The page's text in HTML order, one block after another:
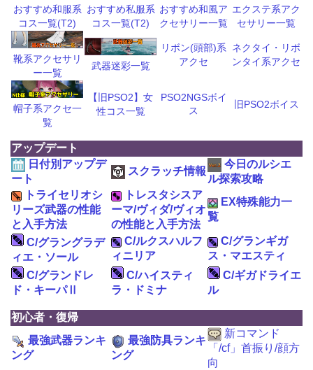
おすすめ和服系
コス一覧(T2)
おすすめ私服系
コス一覧(T2)
おすすめ和風ア
クセサリー一覧
エクステ系アク
セサリー一覧
靴系アクセサリ
ー一覧
武器迷彩一覧
リボン(頭部)系
アクセ
ネクタイ・リボ
ンタイ系アクセ
帽子系アクセ一
覧
【旧PSO2】女
性コス一覧
PSO2NGSボイ
ス
旧PSO2ボイス
アップデート
日付別アップデ
ート
スクラッチ情報
今日のルシエ
ル探索攻略
トライセリオシ
リーズ武器の性能
と入手方法
トレスタシスア
ーマ/ヴィダ/ヴィオ
の性能と入手方法
EX特殊能力一
覧
C/グラングラデ
ィエ・ソール
C/ルクスハルフ
ィニリア
C/グランギガ
ス・マエスティ
C/グランドレ
ド・キーパⅡ
C/ハイスティ
ラ・ドミナ
C/ギガドライエ
ル
初心者・復帰
最強武器ランキ
ング
最強防具ランキ
ング
新コマンド
「/cf」首振り/顔方
向